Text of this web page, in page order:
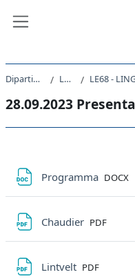
Dipartimento di Studi Umanistici Laurea Magistrale
28.09.2023
Programma File
DOCX
Chaudier File
PDF
Lintvelt File
PDF